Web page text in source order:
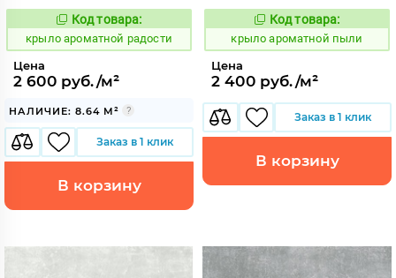
828452
Код товара:
крыло ароматной радости
Цена
2 600 руб./м²
НАЛИЧИЕ: 8.64 М²
Заказ в 1 клик
В корзину
828451
Код товара:
крыло ароматной пыли
Цена
2 400 руб./м²
Заказ в 1 клик
В корзину